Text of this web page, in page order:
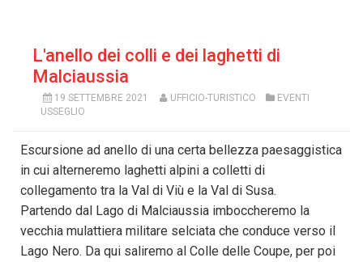
L'anello dei colli e dei laghetti di
Malciaussia
19 SETTEMBRE 2021 UFFICIO-TURISTICO
EVENTI
USSEGLIO
Escursione ad anello di una certa bellezza paesaggistica
in cui alterneremo laghetti alpini a colletti di
collegamento tra la Val di Viù e la Val di Susa.
Partendo dal Lago di Malciaussia imboccheremo la
vecchia mulattiera militare selciata che conduce verso il
Lago Nero. Da qui saliremo al Colle delle Coupe, per poi